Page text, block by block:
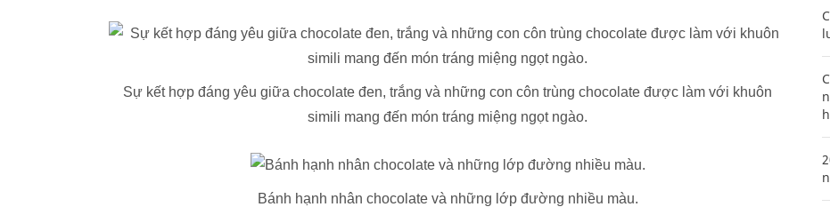
Sự kết hợp đáng yêu giữa chocolate đen, trắng và những con côn trùng chocolate được làm với khuôn
simili mang đến món tráng miệng ngọt ngào.
Bánh hạnh nhân chocolate và những lớp đường nhiều màu.